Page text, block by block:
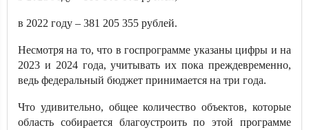
в 2022 году – 381 205 355 рублей.
Несмотря на то, что в госпрограмме указаны цифры и на
2023 и 2024 года, учитывать их пока преждевременно,
ведь федеральный бюджет принимается на три года.
Что удивительно, общее количество объектов, которые
область собирается благоустроить по этой программе